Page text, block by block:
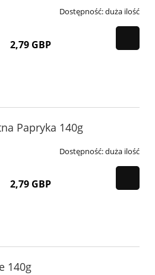
Dostępność:duża ilość
2,79 GBP
Papryka 140g
Dostępność:duża ilość
2,79 GBP
140g